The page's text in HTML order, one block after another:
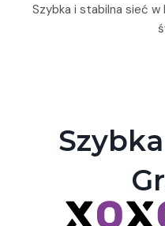
Szybka i stabilna sieć w